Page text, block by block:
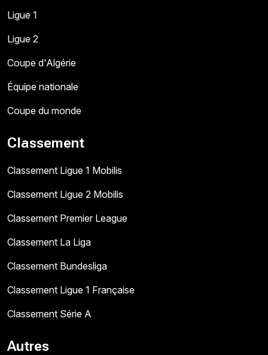
Ligue 1
Ligue 2
Coupe d'Algérie
Équipe nationale
Coupe du monde
Classement
Classement Ligue 1 Mobilis
Classement Ligue 2 Mobilis
Classement Premier League
Classement La Liga
Classement Bundesliga
Classement Ligue 1 Française
Classement Série A
Autres